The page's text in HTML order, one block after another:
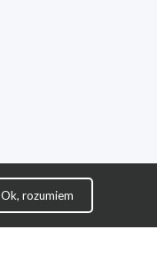
Ok, rozumiem